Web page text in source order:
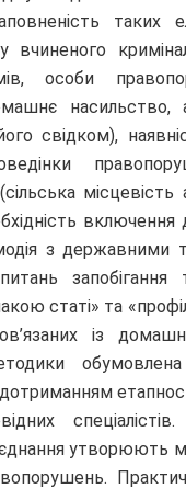
таких
вчиненого
особи
свідком),
з
статі» та
із
утворюють